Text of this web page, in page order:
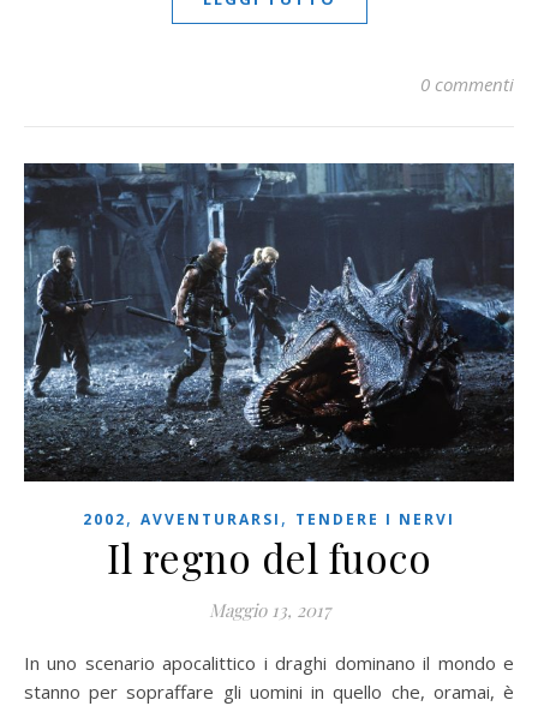
0 commenti
2002, AVVENTURARSI , TENDERE I NERVI
Il regno del fuoco
Maggio 13, 2017
In uno scenario apocalittico i draghi dominano il mondo e
stanno per sopraffare gli uomini in quello che, oramai, è